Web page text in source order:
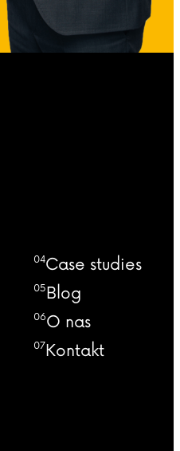
04Case studies
05 Blog
06O nas
07 Kontakt